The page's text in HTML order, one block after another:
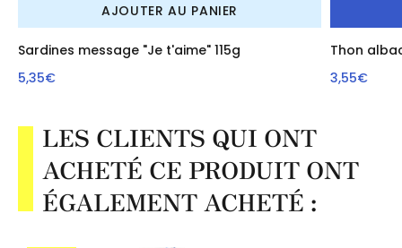
AJOUTER AU PANIER
Sardines message "Je t'aime" 115g
5,35€
Thon
3,55€
LES CLIENTS QUI ONT
ACHETÉ CE PRODUIT ONT
ÉGALEMENT ACHETÉ :